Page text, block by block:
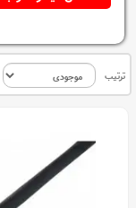
ترتیب